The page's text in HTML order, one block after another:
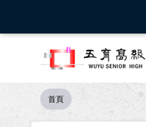
主
導
航
首頁